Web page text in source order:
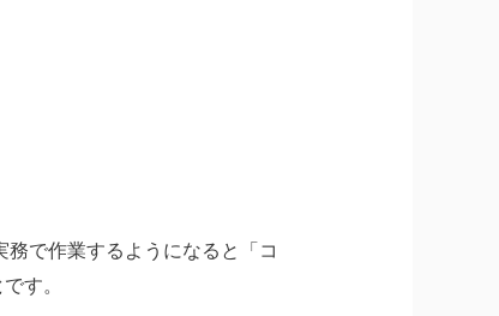
で作業するようになると「コ
です。